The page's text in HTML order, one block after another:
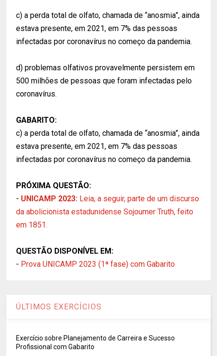
c) a perda total de olfato, chamada de “anosmia”, ainda
estava presente, em 2021, em 7% das pessoas
infectadas por coronavírus no começo da pandemia.
d) problemas olfativos provavelmente persistem em
500 milhões de pessoas que foram infectadas pelo
coronavírus.
GABARITO:
c) a perda total de olfato, chamada de “anosmia”, ainda
estava presente, em 2021, em 7% das pessoas
infectadas por coronavírus no começo da pandemia.
PRÓXIMA QUESTÃO:
- UNICAMP 2023: Leia, a seguir, parte de um discurso
da abolicionista estadunidense Sojourner Truth, feito
em 1851.
QUESTÃO DISPONÍVEL EM:
- Prova UNICAMP 2023 (1ª fase) com Gabarito
ÚLTIMOS EXERCÍCIOS
Exercício sobre Planejamento de Carreira e Sucesso
Profissional com Gabarito